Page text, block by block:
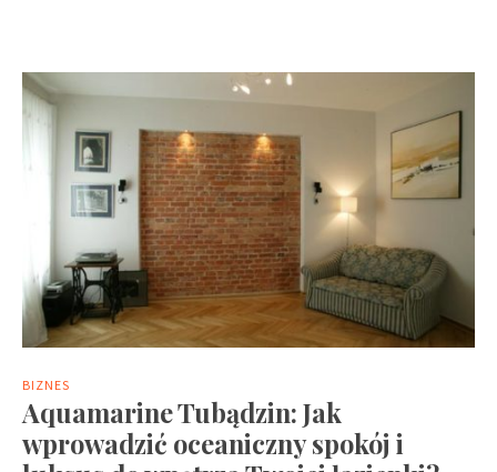
BIZNES
Aquamarine Tubądzin: Jak
wprowadzić oceaniczny spokój i